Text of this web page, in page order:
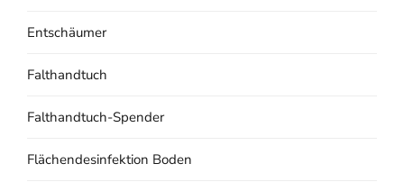
Entschäumer
Falthandtuch
Falthandtuch-Spender
Flächendesinfektion Boden